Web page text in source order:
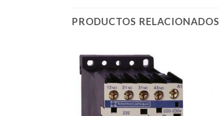
PRODUCTOS RELACIONADOS